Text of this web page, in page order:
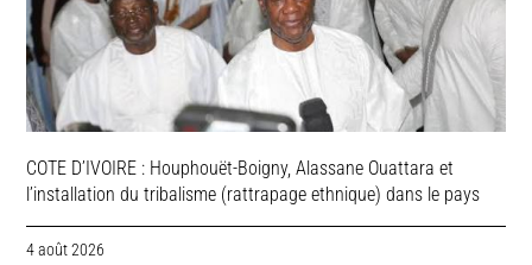
COTE D’IVOIRE : Houphouët-Boigny, Alassane Ouattara et
l’installation du tribalisme (rattrapage ethnique) dans le pays
4 août 2026